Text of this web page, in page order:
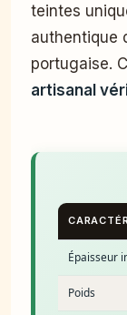
teintes
authentique
portugaise.
artisanal
Épaisseur
Poids